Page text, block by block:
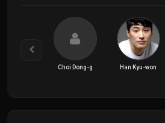
Choi Dong-g Han Kyu-won